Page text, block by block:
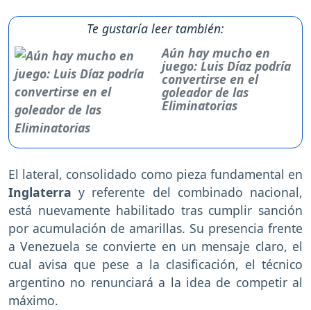
Te gustaría leer también:
Aún hay mucho en
juego: Luis Díaz podría
convertirse en el
goleador de las
Eliminatorias
El lateral, consolidado como pieza fundamental en
Inglaterray referente del combinado nacional,
está nuevamente habilitado tras cumplir sanción
por acumulación de amarillas. Su presencia frente
a Venezuela se convierte en un mensaje claro, el
cual avisa que pese a la clasificación, el técnico
argentino no renunciará a la idea de competir al
máximo.